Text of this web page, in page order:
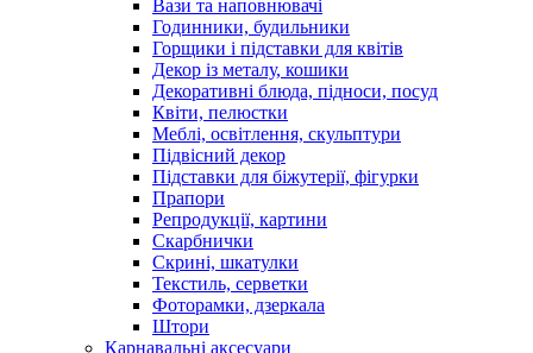
Вази та наповнювачі
Годинники, будильники
Горщики і підставки для квітів
Декор із металу, кошики
Декоративні блюда, підноси, посуд
Квіти, пелюстки
Меблі, освітлення, скульптури
Підвісний декор
Підставки для біжутерії, фігурки
Прапори
Репродукції, картини
Скарбнички
Скрині, шкатулки
Текстиль, серветки
Фоторамки, дзеркала
Штори
Карнавальні аксесуари